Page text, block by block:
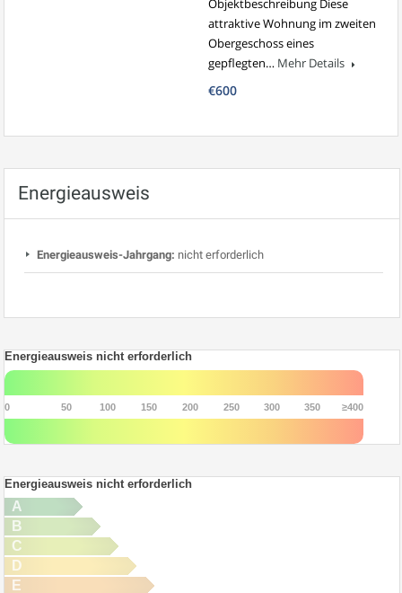
Objektbeschreibung Diese
attraktive Wohnung im zweiten
Obergeschoss eines
gepflegten… Mehr Details
€600
Energieausweis
Energieausweis-Jahrgang: nicht erforderlich
Energieausweis nicht erforderlich
0 50 100 150 200 250 300 350 ≥400
Energieausweis nicht erforderlich
A
B
C
D
E